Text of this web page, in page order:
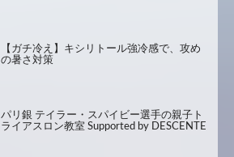
【ガチ冷え】キシリトール強冷感で、攻め
の暑さ対策
パリ銀 テイラー・スパイビー選手の親子ト
ライアスロン教室 Supported by DESCENTE